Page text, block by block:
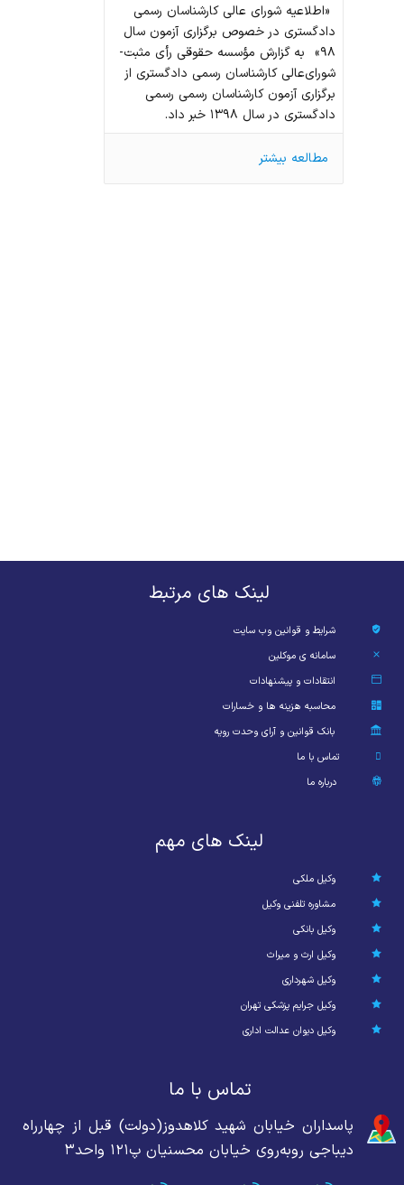
«اطلاعیه شورای عالی کارشناسان رسمی
دادگستری در خصوص برگزاری آزمون سال
۹۸» به گزارش مؤسسه حقوقی رأی مثبت-
شورای‌عالی کارشناسان رسمی دادگستری از
برگزاری آزمون کارشناسان رسمی رسمی
دادگستری در سال ۱۳۹۸ خبر داد.
مطالعه بیشتر
لینک های مرتبط
شرایط و قوانین وب سایت
سامانه ی موکلین
انتقادات و پیشنهادات
محاسبه هزینه ها و خسارات
بانک قوانین و آرای وحدت رویه
تماس با ما
درباره ما
لینک های مهم
وکیل ملکی
مشاوره تلفنی وکیل
وکیل بانکی
وکیل ارث و میراث
وکیل شهرداری
وکیل جرایم پزشکی تهران
وکیل دیوان عدالت اداری
تماس با ما
پاسداران خیابان شهید کلاهدوز(دولت) قبل از چهارراه
دیباجی روبه‌روی خیابان محسنیان پ۱۲۱ واحد۳